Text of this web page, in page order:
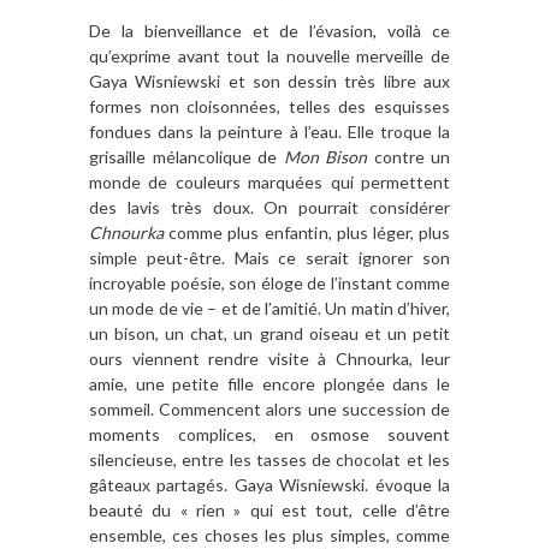
De la bienveillance et de l’évasion, voilà ce
qu’exprime avant tout la nouvelle merveille de
Gaya Wisniewski et son dessin très libre aux
formes non cloisonnées, telles des esquisses
fondues dans la peinture à l’eau. Elle troque la
grisaille mélancolique de Mon Bisoncontre un
monde de couleurs marquées qui permettent
des lavis très doux. On pourrait considérer
Chnourkacomme plus enfantin, plus léger, plus
simple peut-être. Mais ce serait ignorer son
incroyable poésie, son éloge de l’instant comme
un mode de vie – et de l’amitié. Un matin d’hiver,
un bison, un chat, un grand oiseau et un petit
ours viennent rendre visite à Chnourka, leur
amie, une petite fille encore plongée dans le
sommeil. Commencent alors une succession de
moments complices, en osmose souvent
silencieuse, entre les tasses de chocolat et les
gâteaux partagés. Gaya Wisniewski. évoque la
beauté du « rien » qui est tout, celle d’être
ensemble, ces choses les plus simples, comme